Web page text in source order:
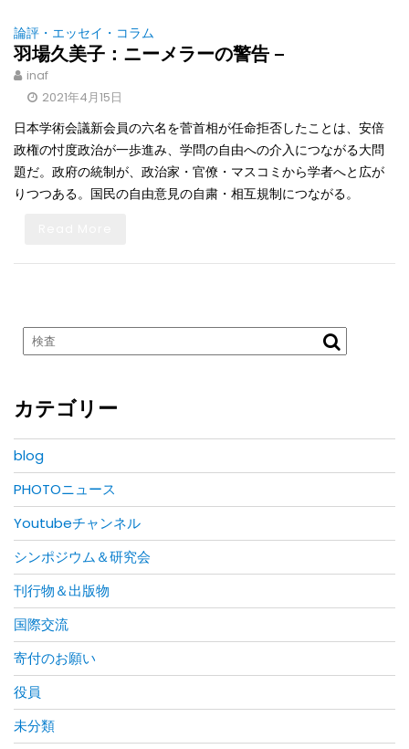
論評・エッセイ・コラム
羽場久美子：ニーメラーの警告 –
inaf
2021年4月15日
日本学術会議新会員の六名を菅首相が任命拒否したことは、安倍
政権の忖度政治が一歩進み、学問の自由への介入につながる大問
題だ。政府の統制が、政治家・官僚・マスコミから学者へと広が
りつつある。国民の自由意見の自粛・相互規制につながる。
カテゴリー
blog
PHOTOニュース
Youtubeチャンネル
シンポジウム＆研究会
刊行物＆出版物
国際交流
寄付のお願い
役員
未分類